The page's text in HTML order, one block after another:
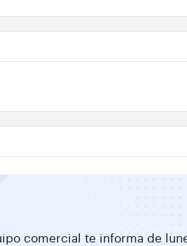
comercial te informa de